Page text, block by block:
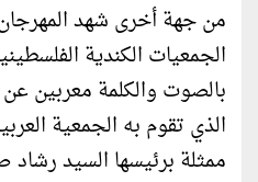
من جهة أخرى شهد
الجمعيات الكندية
بالصوت والكلمة معربين
الذي تقوم به الجمعية
ممثلة برئيسها السيد رشاد